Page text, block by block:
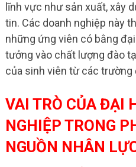
lĩnh vực như sản xuất, xây
tin. Các doanh nghiệp này
những ứng viên có bằng
tưởng vào chất lượng đào
của sinh viên từ các trường
VAI TRÒ CỦA ĐẠI
NGHIỆP TRONG
NGUỒN NHÂN